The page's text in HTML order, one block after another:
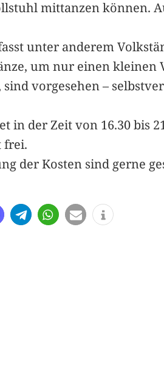
mittanzen können.
unter anderem
um nur einen
sind vorgesehen –
in der Zeit von 16.30 bis
frei.
der Kosten sind gerne